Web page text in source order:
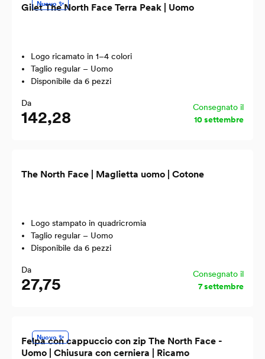
Nuovo ✨
Gilet The North Face Terra Peak | Uomo
Logo ricamato in 1–4 colori
Taglio regular – Uomo
Disponibile da 6 pezzi
Da
142,28
Consegnato il
10 settembre
The North Face | Maglietta uomo | Cotone
Logo stampato in quadricromia
Taglio regular – Uomo
Disponibile da 6 pezzi
Da
27,75
Consegnato il
7 settembre
Nuovo ✨
Felpa con cappuccio con zip The North Face -
Uomo | Chiusura con cerniera | Ricamo